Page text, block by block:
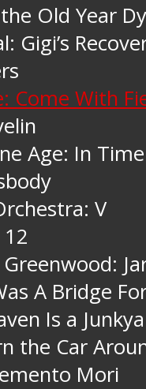
Old Year
Gigi’s
Come With
Age: In
V
A Bridge
Is a
the Car
Mori